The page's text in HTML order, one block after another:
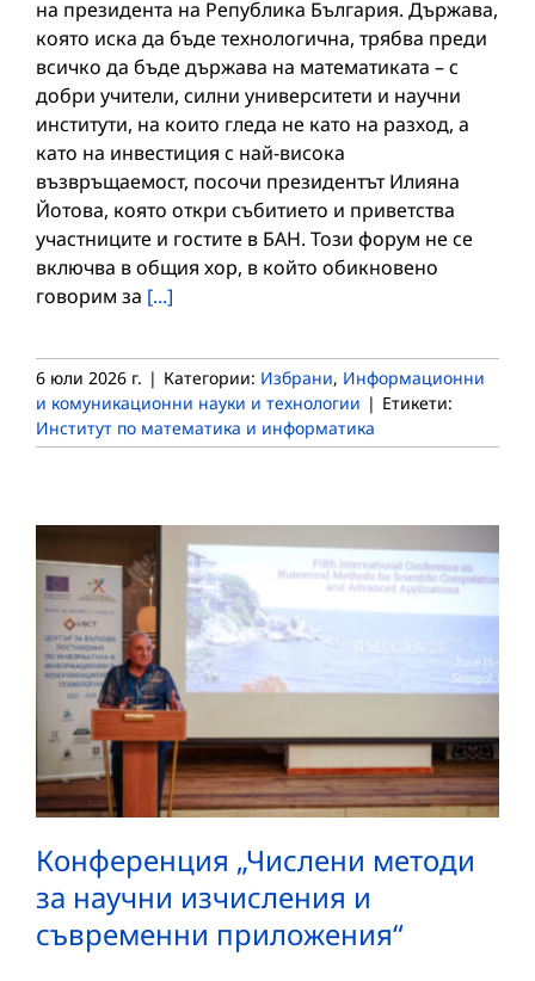
на президента на Република България. Държава,
която иска да бъде технологична, трябва преди
всичко да бъде държава на математиката – с
добри учители, силни университети и научни
институти, на които гледа не като на разход, а
като на инвестиция с най-висока
възвръщаемост, посочи президентът Илияна
Йотова, която откри събитието и приветства
участниците и гостите в БАН. Този форум не се
включва в общия хор, в който обикновено
говорим за [...]
6 юли 2026 г. | Категории: Избрани, Информационни
и комуникационни науки и технологии | Етикети:
Институт по математика и информатика
Конференция „Числени методи
за научни изчисления и
съвременни приложения“